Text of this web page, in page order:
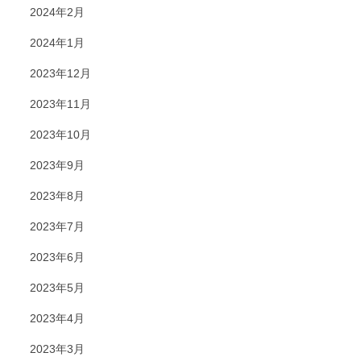
2024年2月
2024年1月
2023年12月
2023年11月
2023年10月
2023年9月
2023年8月
2023年7月
2023年6月
2023年5月
2023年4月
2023年3月